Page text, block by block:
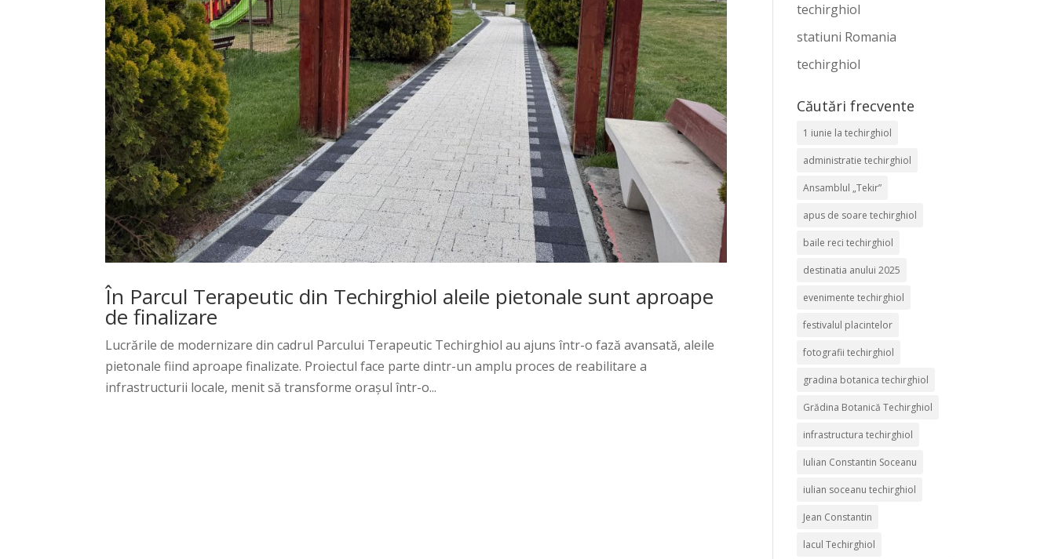
În Parcul Terapeutic din Techirghiol aleile pietonale sunt aproape
de finalizare
Lucrările de modernizare din cadrul Parcului Terapeutic Techirghiol au ajuns într-o fază avansată, aleile
pietonale fiind aproape finalizate. Proiectul face parte dintr-un amplu proces de reabilitare a
infrastructurii locale, menit să transforme orașul într-o...
techirghiol
statiuni Romania
techirghiol
Căutări frecvente
1 iunie la techirghiol
administratie techirghiol
Ansamblul „Tekir”
apus de soare techirghiol
baile reci techirghiol
destinatia anului 2025
evenimente techirghiol
festivalul placintelor
fotografii techirghiol
gradina botanica techirghiol
Grădina Botanică Techirghiol
infrastructura techirghiol
Iulian Constantin Soceanu
iulian soceanu techirghiol
Jean Constantin
lacul Techirghiol